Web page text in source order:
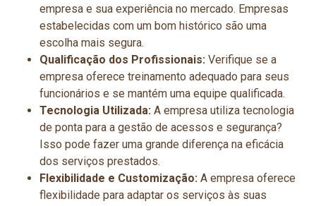
empresa e sua experiência no mercado. Empresas
estabelecidas com um bom histórico são uma
escolha mais segura.
Qualificação dos Profissionais: Verifique se a
empresa oferece treinamento adequado para seus
funcionários e se mantém uma equipe qualificada.
Tecnologia Utilizada: A empresa utiliza tecnologia
de ponta para a gestão de acessos e segurança?
Isso pode fazer uma grande diferença na eficácia
dos serviços prestados.
Flexibilidade e Customização: A empresa oferece
flexibilidade para adaptar os serviços às suas